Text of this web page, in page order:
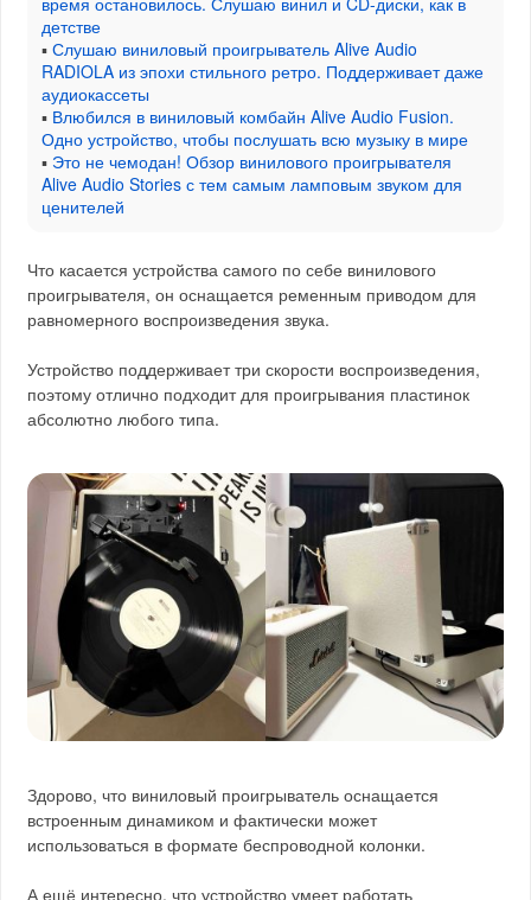
детстве
▪Слушаю виниловый проигрыватель Alive Audio
RADIOLA из эпохи стильного ретро. Поддерживает даже
аудиокассеты
▪ Влюбился в виниловый комбайн Alive Audio Fusion.
Одно устройство, чтобы послушать всю музыку в мире
▪ Это не чемодан! Обзор винилового проигрывателя
Alive Audio Stories с тем самым ламповым звуком для
ценителей
Что касается устройства самого по себе винилового
проигрывателя, он оснащается ременным приводом для
равномерного воспроизведения звука.
Устройство поддерживает три скорости воспроизведения,
поэтому отлично подходит для проигрывания пластинок
абсолютно любого типа.
Здорово, что виниловый проигрыватель оснащается
встроенным динамиком и фактически может
использоваться в формате беспроводной колонки.
А ещё интересно, что устройство умеет работать